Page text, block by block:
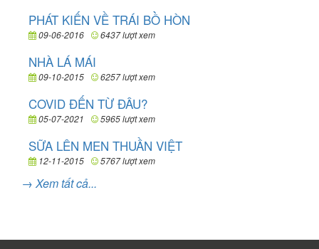
PHÁT KIẾN VỀ TRÁI BỒ HÒN
09-06-2016 6437 lượt xem
NHÀ LÁ MÁI
09-10-2015 6257 lượt xem
COVID ĐẾN TỪ ĐÂU?
05-07-2021 5965 lượt xem
SỮA LÊN MEN THUẦN VIỆT
12-11-2015 5767 lượt xem
→ Xem tất cả...